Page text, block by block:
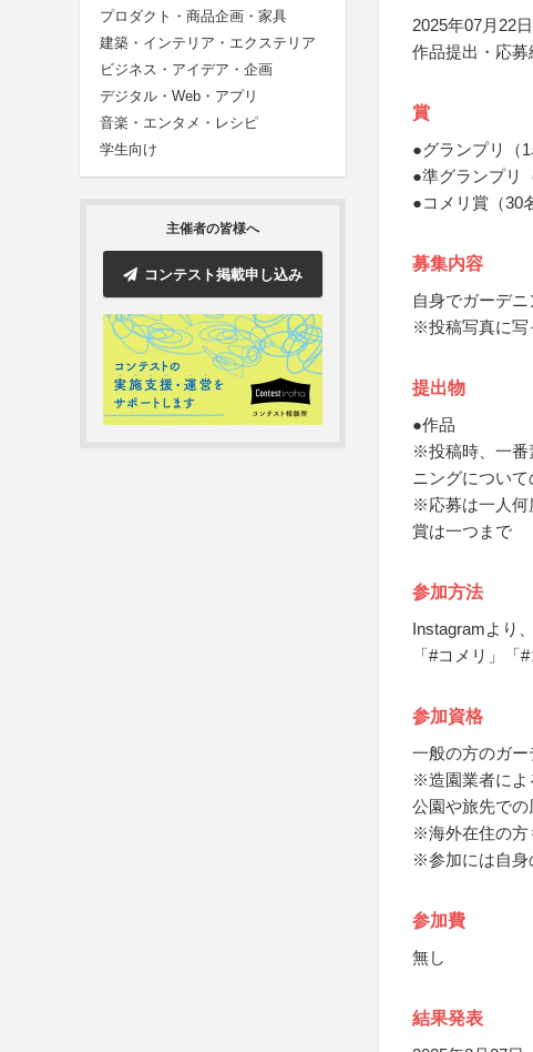
プロダクト・商品企画・家具
建築・インテリア・エクステリア
ビジネス・アイデア・企画
デジタル・Web・アプリ
音楽・エンタメ・レシピ
学生向け
主催者の皆様へ
コンテスト掲載申し込み
2025年07月22
作品提出・応
賞
●グランプリ（
●準グランプリ
●コメリ賞（30
募集内容
自身でガーデ
※投稿写真に写
提出物
●作品
※投稿時、一番
ニングについ
※応募は一人何
賞は一つまで
参加方法
Instagramより
「#コメリ」
参加資格
一般の方のガ
※造園業者によ
公園や旅先で
※海外在住の方
※参加には自身
参加費
無し
結果発表